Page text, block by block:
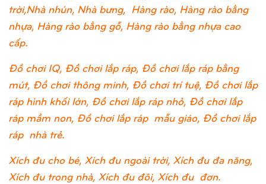
trời,Nhà nhún, Nhà bưng, Hàng rào, Hàng rào bằng
nhựa, Hàng rào bằng gỗ, Hàng rào bằng nhựa cao
cấp.
Đồ chơi IQ, Đồ chơi lắp ráp, Đồ chơi lắp ráp bằng
mút, Đồ chơi thông minh, Đồ chơi trí tuệ, Đồ chơi lắp
ráp hình khối lớn, Đồ chơi lắp ráp nhỏ, Đồ chơi lắp
ráp mầm non, Đồ chơi lắp ráp mẫu giáo, Đồ chơi lắp
ráp nhà trẻ.
Xích đu cho bé, Xích đu ngoài trời, Xích đu đa năng,
Xích đu trong nhà, Xích đu đôi, Xích đu đơn.